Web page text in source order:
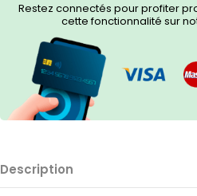
Restez connectés pour profiter
cette fonctionnalité sur
Description